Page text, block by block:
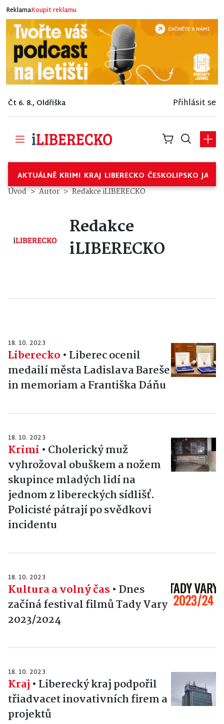
ReklamaKoupit reklamu
Čt 6. 8., Oldřiška Přihlásit se
AKTUÁLNĚ KRIMI KRAJ LIBERECKO ČESKOLIPSKO
Úvod Autor Redakce iLIBERECKO
Redakce
iLIBERECKO
18. 10. 2023
Liberecko • Liberec ocenil
medailí města Ladislava Bareše
in memoriam a Františka Dáňu
18. 10. 2023
Krimi • Cholerický muž
vyhrožoval obuškem a nožem
skupince mladých lidí na
jednom z libereckých sídlišť.
Policisté pátrají po svědkovi
incidentu
18. 10. 2023
Kultura a volný čas • Dnes
začíná festival filmů Tady Vary
2023/2024
18. 10. 2023
Kraj • Liberecký kraj podpořil
třiadvacet inovativních firem a
projektů